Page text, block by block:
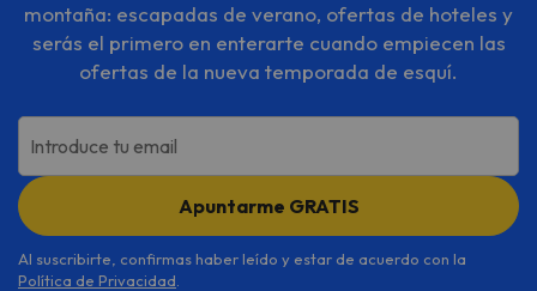
montaña: escapadas de verano, ofertas de hoteles y
serás el primero en enterarte cuando empiecen las
ofertas de la nueva temporada de esquí.
Introduce tu email
Apuntarme GRATIS
Al suscribirte, confirmas haber leído y estar de acuerdo con la
Política de Privacidad